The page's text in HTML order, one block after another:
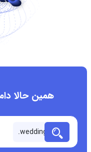
همین حالا